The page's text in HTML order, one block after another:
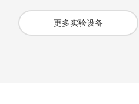
更多实验设备